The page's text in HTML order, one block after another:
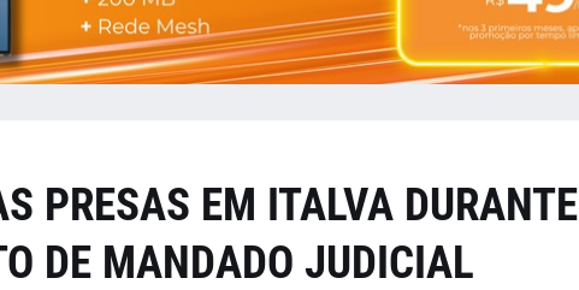
PRESAS EM ITALVA DURANTE
DE MANDADO JUDICIAL